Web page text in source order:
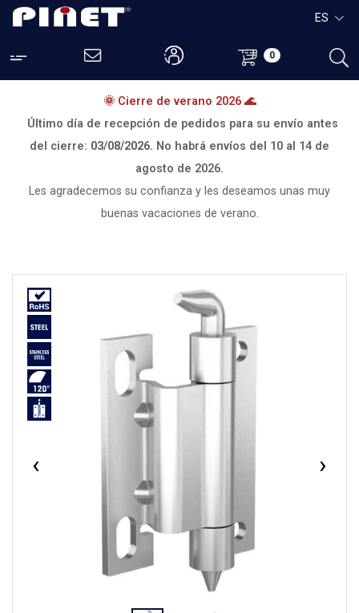
0
ES
🌞 Cierre de verano 2026 🌊
Último día de recepción de pedidos para su envío antes
del cierre: 03/08/2026. No habrá envíos del 10 al 14 de
agosto de 2026.
Les agradecemos su confianza y les deseamos unas muy
buenas vacaciones de verano.
‹ ›